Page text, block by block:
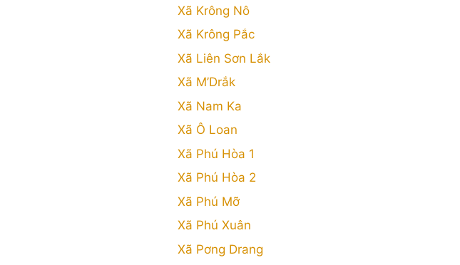
Xã Krông Nô
Xã Krông Pắc
Xã Liên Sơn Lắk
Xã M’Drắk
Xã Nam Ka
Xã Ô Loan
Xã Phú Hòa 1
Xã Phú Hòa 2
Xã Phú Mỡ
Xã Phú Xuân
Xã Pơng Drang